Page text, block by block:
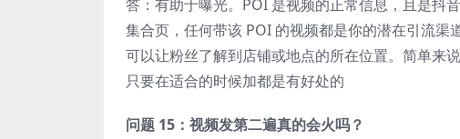
答：有助于曝光。POI 是视频的正常信息，且是抖
集合页，任何带该 POI 的视频都是你的潜在引流
可以让粉丝了解到店铺或地点的所在位置。简单来
只要在适合的时候加都是有好处的
问题 15：视频发第二遍真的会火吗？